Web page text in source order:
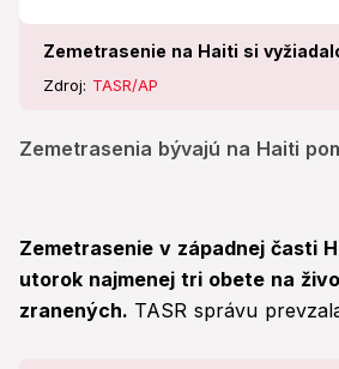
Zemetrasenie na Haiti si
Zdroj: TASR/AP
Zemetrasenia bývajú na Haiti
Zemetrasenie v západnej časti
utorok najmenej tri obete na
zranených. TASR správu